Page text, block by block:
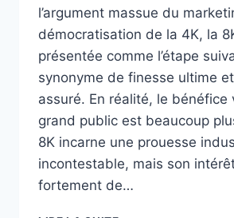
l’argument massue du
démocratisation de la 4K, la
présentée comme l’étape
synonyme de finesse ultime et
assuré. En réalité, le bénéfice
grand public est beaucoup
8K incarne une prouesse
incontestable, mais son
fortement de…